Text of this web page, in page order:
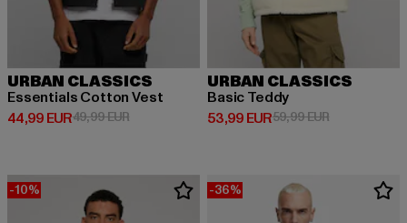
URBAN CLASSICS
Essentials Cotton Vest
44,99 EUR
Derzeitiger Preis: 44,99 EUR
49,99 EURAktionspreis: 49,99 EUR
URBAN CLASSICS
Basic Teddy
53,99 EUR
Derzeitiger Preis: 53,99 EUR
59,99 EURAktionspreis:
-10% -36%